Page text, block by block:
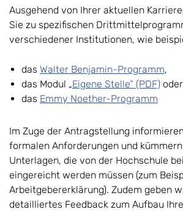
Ausgehend von Ihrer aktuellen
Sie zu spezifischen
verschiedener Institutionen, wie
das Walter Benjamin-Programm,
das Modul „Eigene Stelle“ (PDF) oder
das Emmy Noether-Programm
Im Zuge der Antragstellung
formalen Anforderungen und
Unterlagen, die von der Hochschule
eingereicht werden müssen (zum
Arbeitgebererklärung). Zudem geben
detailliertes Feedback zum Aufbau